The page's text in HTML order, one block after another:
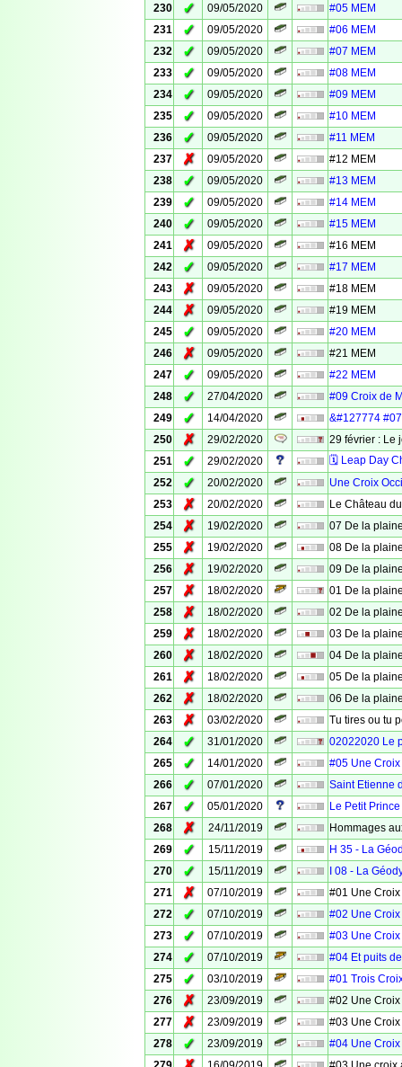
230
✓ 09/05/2020
#05 MEM
231
✓ 09/05/2020
#06 MEM
232
✓ 09/05/2020
#07 MEM
233
✓ 09/05/2020
#08 MEM
234
✓ 09/05/2020
#09 MEM
235
✓ 09/05/2020
#10 MEM
236
✓ 09/05/2020
#11 MEM
237
✗ 09/05/2020
#12 MEM
238
✓ 09/05/2020
#13 MEM
239
✓ 09/05/2020
#14 MEM
240
✓ 09/05/2020
#15 MEM
241
✗ 09/05/2020
#16 MEM
242
✓ 09/05/2020
#17 MEM
243
✗ 09/05/2020
#18 MEM
244
✗ 09/05/2020
#19 MEM
245
✓ 09/05/2020
#20 MEM
246
✗ 09/05/2020
#21 MEM
247
✓ 09/05/2020
#22 MEM
248
✓ 27/04/2020
#09 Croix de
249
✓ 14/04/2020
&#127774
250
✗ 29/02/2020
29 février : Le
251
✓ 29/02/2020
🗓 Leap Day
252
✓ 20/02/2020
Une Croix
253
✗ 20/02/2020
Le Château
254
✗ 19/02/2020
07 De la
255
✗ 19/02/2020
08 De la
256
✗ 19/02/2020
09 De la
257
✗ 18/02/2020
01 De la
258
✗ 18/02/2020
02 De la
259
✗ 18/02/2020
03 De la
260
✗ 18/02/2020
04 De la
261
✗ 18/02/2020
05 De la
262
✗ 18/02/2020
06 De la
263
✗ 03/02/2020
Tu tires ou tu
264
✓ 31/01/2020
02022020 Le
265
✓ 14/01/2020
#05 Une Croix
266
✓ 07/01/2020
Saint Etienne
267
✓ 05/01/2020
Le Petit Prince
268
✗ 24/11/2019
Hommages
269
✓ 15/11/2019
H 35 - La
270
✓ 15/11/2019
I 08 - La
271
✗ 07/10/2019
#01 Une Croix
272
✓ 07/10/2019
#02 Une Croix
273
✓ 07/10/2019
#03 Une Croix
274
✓ 07/10/2019
#04 Et puits
275
✓ 03/10/2019
#01 Trois
276
✗ 23/09/2019
#02 Une
277
✗ 23/09/2019
#03 Une
278
✓ 23/09/2019
#04 Une